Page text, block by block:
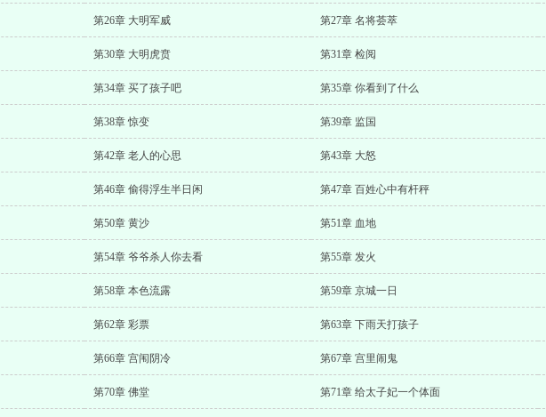
第26章 大明军威 第27章 名将荟萃
第30章 大明虎贲 第31章 检阅
第34章 买了孩子吧 第35章 你看到了什么
第38章 惊变 第39章 监国
第42章 老人的心思 第43章 大怒
第46章 偷得浮生半日闲 第47章 百姓心中有杆秤
第50章 黄沙 第51章 血地
第54章 爷爷杀人你去看 第55章 发火
第58章 本色流露 第59章 京城一日
第62章 彩票 第63章 下雨天打孩子
第66章 宫闱阴冷 第67章 宫里闹鬼
第70章 佛堂 第71章 给太子妃一个体面